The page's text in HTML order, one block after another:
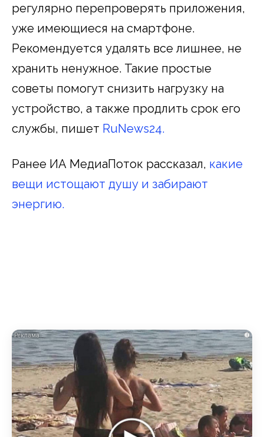
регулярно перепроверять приложения,
уже имеющиеся на смартфоне.
Рекомендуется удалять все лишнее, не
хранить ненужное. Такие простые
советы помогут снизить нагрузку на
устройство, а также продлить срок его
службы, пишет RuNews24.
Ранее ИА МедиаПоток рассказал, какие
вещи истощают душу и забирают
энергию.
i